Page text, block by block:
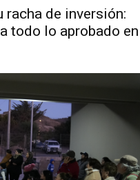
racha de inversión:
todo lo aprobado en